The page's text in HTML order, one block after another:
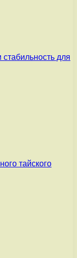
для
тайского